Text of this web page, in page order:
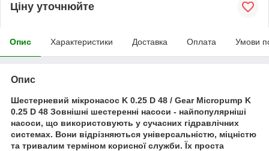
Ціну уточнюйте
Опис Характеристики Доставка Оплата Умови
Опис
Шестерневий мікронасос K 0.25 D 48 / Gear Micropump K
0.25 D 48 Зовнішні шестеренні насоси - найпопулярніші
насоси, що використовують у сучасних гідравлічних
системах. Вони відрізняються універсальністю, міцністю
та тривалим терміном корисної служби. Їх проста